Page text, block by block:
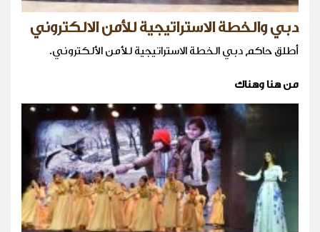
دبي والخطة الاستراتيجية للأمن الالكتروني
أطلق حاكم دبي الخطة الاستراتيجية للأمن الألكتروني.
من هنا وهناك